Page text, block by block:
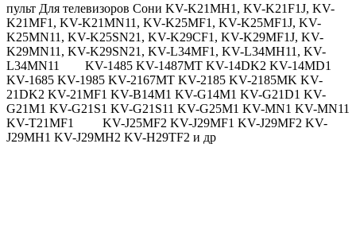
пульт Для телевизоров Сони KV-K21MH1, KV-K21F1J, KV-
K21MF1, KV-K21MN11, KV-K25MF1, KV-K25MF1J, KV-
K25MN11, KV-K25SN21, KV-K29CF1, KV-K29MF1J, KV-
K29MN11, KV-K29SN21, KV-L34MF1, KV-L34MH11, KV-
L34MN11 KV-1485 KV-1487MT KV-14DK2 KV-14MD1
KV-1685 KV-1985 KV-2167MT KV-2185 KV-2185MK KV-
21DK2 KV-21MF1 KV-B14M1 KV-G14M1 KV-G21D1 KV-
G21M1 KV-G21S1 KV-G21S11 KV-G25M1 KV-MN1 KV-MN11
KV-T21MF1 KV-J25MF2 KV-J29MF1 KV-J29MF2 KV-
J29MH1 KV-J29MH2 KV-H29TF2 и др